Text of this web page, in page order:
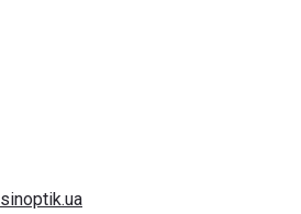
sinoptik.ua